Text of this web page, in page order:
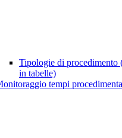
Tipologie di procedimento
in tabelle)
tempi